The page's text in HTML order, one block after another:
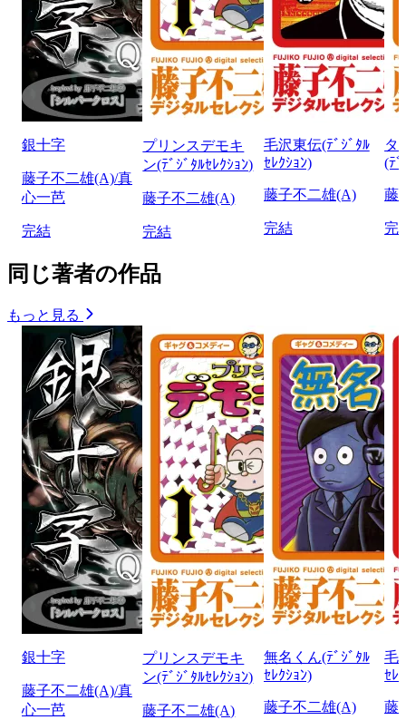
銀十字
藤子不二雄(A)/真
心一芭
完結
プリンスデモキ
ン(ﾃﾞｼﾞﾀﾙｾﾚｸｼｮﾝ)
藤子不二雄(A)
完結
毛沢東伝(ﾃﾞｼﾞﾀﾙ
ｾﾚｸｼｮﾝ)
藤子不二雄(A)
完結
タ
(ﾃﾞ
藤
完
同じ著者の作品
もっと見る
銀十字
藤子不二雄(A)/真
心一芭
プリンスデモキ
ン(ﾃﾞｼﾞﾀﾙｾﾚｸｼｮﾝ)
藤子不二雄(A)
無名くん(ﾃﾞｼﾞﾀﾙ
ｾﾚｸｼｮﾝ)
藤子不二雄(A)
毛
ｾﾚ
藤